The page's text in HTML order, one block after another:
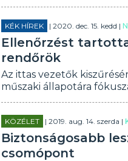
KÉK HÍREK | 2020. dec. 15. kedd |
Ellenőrzést
rendőrök
Az ittas vezetők
műszaki állapotára
KÖZÉLET | 2019. aug. 14. szerda |
Biztonságosabb
csomópont